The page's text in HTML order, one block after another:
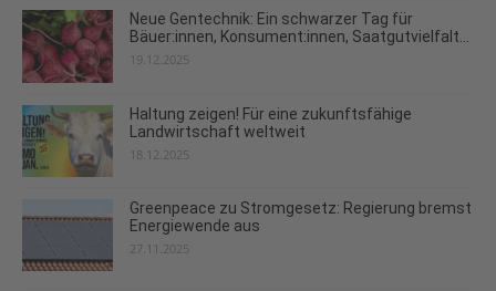
Neue Gentechnik: Ein schwarzer Tag für
Bäuer:innen, Konsument:innen, Saatgutvielfalt...
19.12.2025
Haltung zeigen! Für eine zukunftsfähige
Landwirtschaft weltweit
18.12.2025
Greenpeace zu Stromgesetz: Regierung bremst
Energiewende aus
27.11.2025